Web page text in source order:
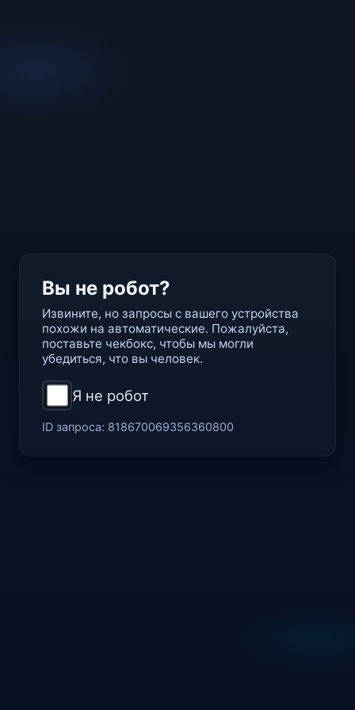
Вы не робот?
Извините, но запросы с вашего устройства
похожи на автоматические. Пожалуйста,
поставьте чекбокс, чтобы мы могли
убедиться, что вы человек.
Я не робот
ID запроса: 818670069356360800